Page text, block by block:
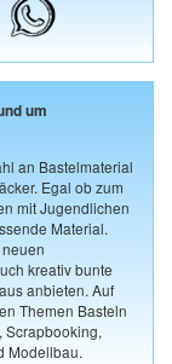
um
an Bastelmaterial
Egal ob zum
mit Jugendlichen
Material.
kreativ bunte
anbieten. Auf
Themen Basteln
Scrapbooking,
Modellbau.